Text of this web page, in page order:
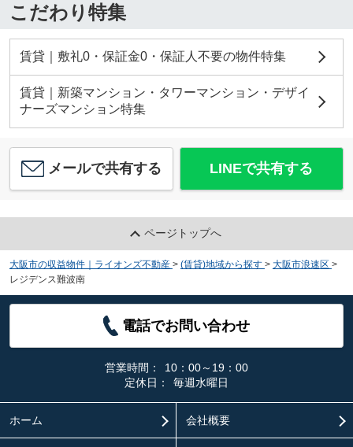
こだわり特集
賃貸｜敷礼0・保証金0・保証人不要の物件特集
賃貸｜新築マンション・タワーマンション・デザイ
ナーズマンション特集
メールで共有する LINEで共有する
ページトップへ
大阪市の収益物件｜ライオンズ不動産 > (賃貸)地域から探す > 大阪市浪速区 >
レジデンス難波南
電話でお問い合わせ
営業時間：
10：00～19：00
定休日：
毎週水曜日
ホーム 会社概要